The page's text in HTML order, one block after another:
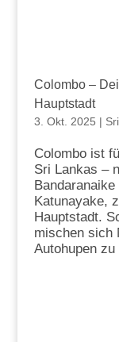
Colombo –
Hauptstadt
3. Okt. 2025 |
Colombo ist
Sri Lankas –
Katunayake,
Hauptstadt.
mischen sich
Autohupen zu